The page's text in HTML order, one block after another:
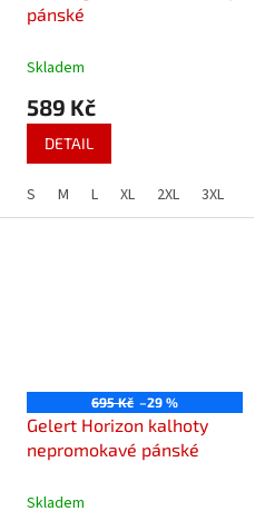
pánské
Skladem
589 Kč
DETAIL
S M L XL 2XL 3XL
695 Kč –29 %
Gelert Horizon kalhoty
nepromokavé pánské
Skladem